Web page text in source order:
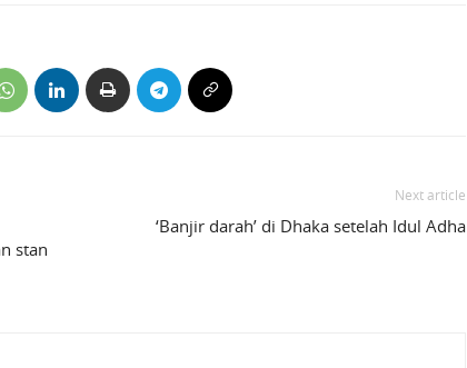
stan
Next article
‘Banjir darah’ di Dhaka setelah Idul Adha